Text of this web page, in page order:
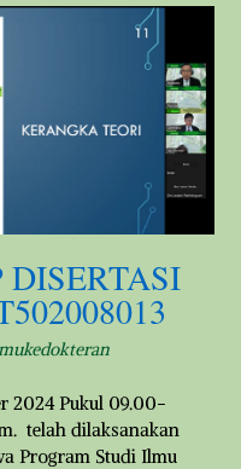
2024 Pukul 09.00-
telah dilaksanakan
Program Studi Ilmu